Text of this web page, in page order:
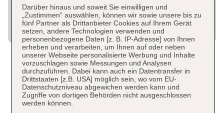
Darüber hinaus und soweit Sie einwilligen und
„Zustimmen“ auswählen, können wir sowie unsere bis zu
fünf Partner als Drittanbieter Cookies auf Ihrem Gerät
setzen, andere Technologien verwenden und
personenbezogene Daten [z. B. IP-Adresse] von Ihnen
erheben und verarbeiten, um Ihnen auf oder neben
unserer Webseite personalisierte Werbung und Inhalte
vorzuschlagen sowie Messungen und Analysen
durchzuführen. Dabei kann auch ein Datentransfer in
Drittstaaten [z.B. USA] möglich sein, wo vom EU-
Datenschutzniveau abgewichen werden kann und
Zugriffe von dortigen Behörden nicht ausgeschlossen
werden können.